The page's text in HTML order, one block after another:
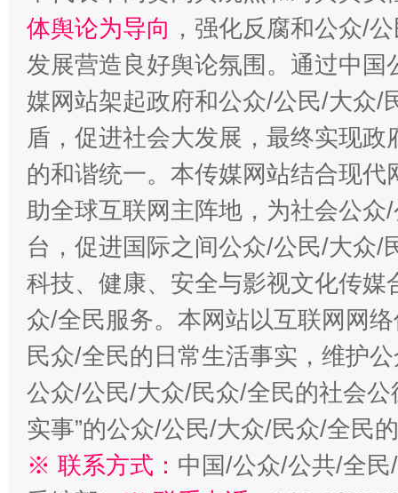
体舆论为导向 ，强化反腐和公众/
发展营造良好舆论氛围。通过中
媒网站架起政府和公众/公民/大众/
盾，促进社会大发展，最终实现
的和谐统一。本传媒网站结合现
助全球互联网主阵地，为社会公
台，促进国际之间公众/公民/大众/
科技、健康、安全与影视文化传
众/全民服务。本网站以互联网网
民众/全民的日常生活事实，维护
公众/公民/大众/民众/全民的社会公
实事”的公众/公民/大众/民众/全民
※ 联系方式： 中国/公众/公共/全